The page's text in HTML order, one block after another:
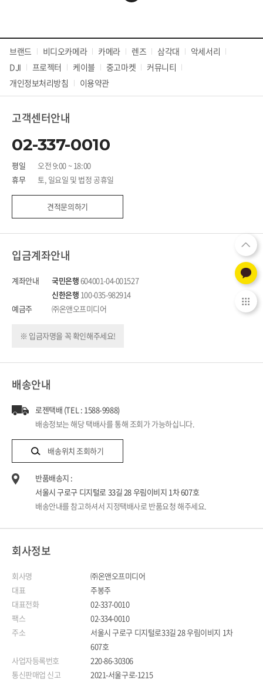
브랜드 비디오카메라 카메라 렌즈 삼각대
악세서리
DJI
프로젝터 케이블 중고마켓
커뮤니티
개인정보처리방침
이용약관
고객센터안내
02-337-0010
평일
오전 9:00 ~ 18:00
휴무
토, 일요일 및 법정 공휴일
견적문의하기
입금계좌안내
계좌안내 국민은행604001-04-001527
신한은행 100-035-982914
예금주
㈜온앤오프미디어
※ 입금자명을 꼭 확인해주세요!
배송안내
로젠택배 (TEL : 1588-9988)
배송정보는 해당 택배사를 통해 조회가 가능하십니다.
배송위치 조회하기
반품배송지 :
서울시 구로구 디지털로 33길 28 우림이비지 1차 607호
배송안내를 참고하셔서 지정택배사로 반품요청 해주세요.
회사정보
회사명
㈜온앤오프미디어
대표
주봉주
대표전화
02-337-0010
팩스
02-334-0010
주소
서울시 구로구 디지털로33길 28 우림이비지 1차
607호
사업자등록번호
220-86-30306
통신판매업 신고
2021-서울구로-1215